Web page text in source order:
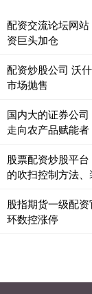
配资交流论坛网
资巨头加仓
配资炒股公司 沃
市场抛售
国内大的证券公
走向农产品赋能者
股票配资炒股平
的吹扫控制方法
股指期货一级配
环数控涨停